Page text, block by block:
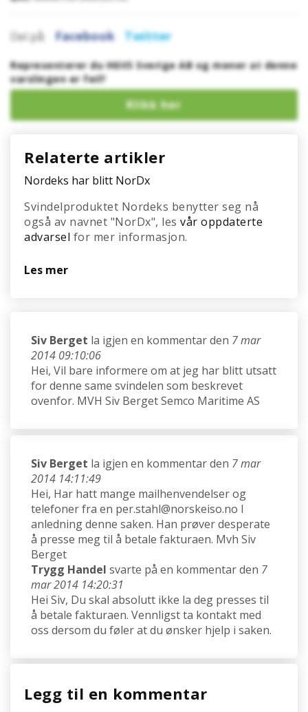
Del på: Facebook Twitter
Representerer du HGVS Sverige AB og mener at denne
varslingen er feil?
Relaterte artikler
Nordeks har blitt NorDx
Svindelproduktet Nordeks benytter seg nå
også av navnet "NorDx", les vår oppdaterte
advarsel for mer informasjon.
Les mer
Siv Berget la igjen en kommentar den 7 mar
2014 09:10:06
Hei, Vil bare informere om at jeg har blitt utsatt
for denne same svindelen som beskrevet
ovenfor. MVH Siv Berget Semco Maritime AS
Siv Berget la igjen en kommentar den 7 mar
2014 14:11:49
Hei, Har hatt mange mailhenvendelser og
telefoner fra en per.stahl@norskeiso.no I
anledning denne saken. Han prøver desperate
å presse meg til å betale fakturaen. Mvh Siv
Berget
Trygg Handel svarte på en kommentar den 7
mar 2014 14:20:31
Hei Siv, Du skal absolutt ikke la deg presses til
å betale fakturaen. Vennligst ta kontakt med
oss dersom du føler at du ønsker hjelp i saken.
Legg til en kommentar